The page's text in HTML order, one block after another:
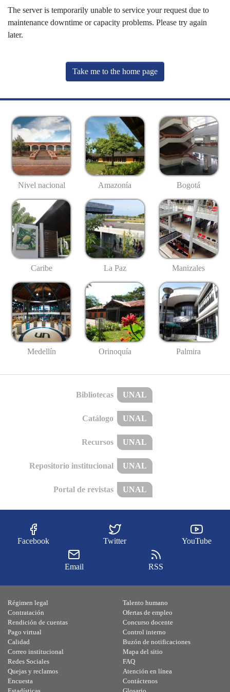
The server is temporarily unable to service your request due to
maintenance downtime or capacity problems. Please try again
later.
Take me to the home page
Nivel nacional Amazonía Bogotá
Caribe La Paz Manizales
Medellín Orinoquía Palmira
Bibliotecas UNAL
Catálogo UNAL
Recursos UNAL
Repositorio institucional UNAL
Portal de revistas UNAL
Facebook Twitter YouTube
Email RSS
Régimen legal
Contratación
Rendición de cuentas
Pago virtual
Calidad
Talento humano
Ofertas de empleo
Concurso docente
Control interno
Buzón de notificaciones
Correo institucional
Redes Sociales
Quejas y reclamos
Encuesta
Mapa del sitio
FAQ
Atención en línea
Contáctenos